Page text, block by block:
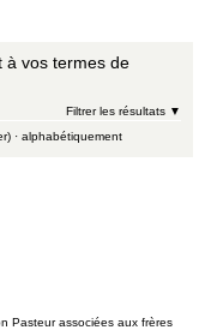
à vos termes de
Filtrer les résultats
· alphabétiquement
Pasteur associées aux frères